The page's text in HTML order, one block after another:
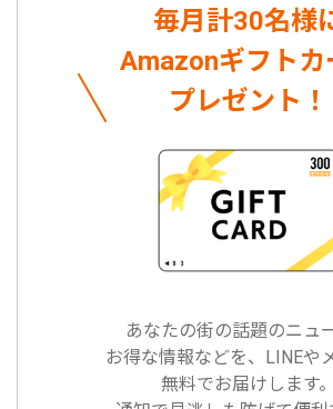
毎月計30名様
Amazonギフトカ
プレゼント！
あなたの街の話題のニュ
お得な情報などを、LINEや
無料でお届けします。